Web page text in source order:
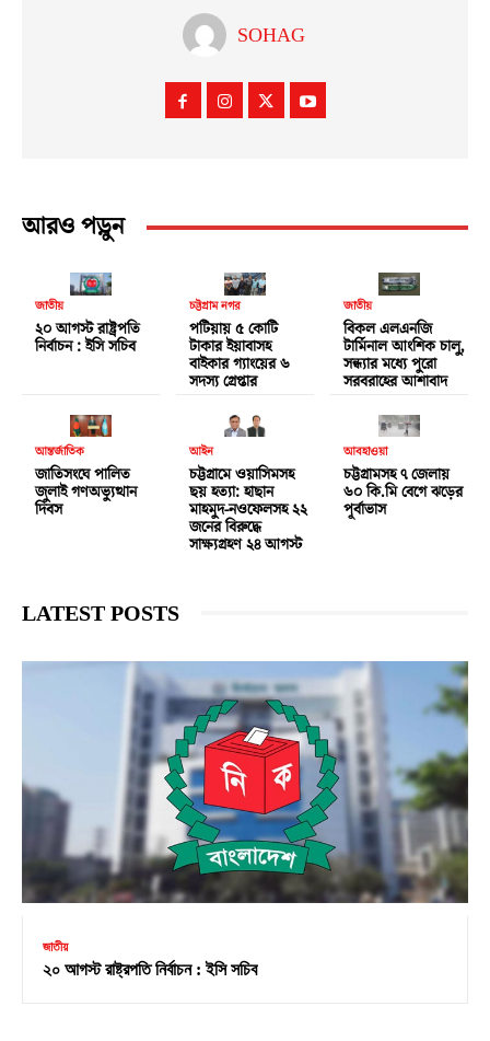
SOHAG
আরও পড়ুন
জাতীয়
২০ আগস্ট রাষ্ট্রপতি
নির্বাচন : ইসি সচিব
চট্টগ্রাম নগর
পটিয়ায় ৫ কোটি
টাকার ইয়াবাসহ
বাইকার গ্যাংয়ের ৬
সদস্য গ্রেপ্তার
জাতীয়
বিকল এলএনজি
টার্মিনাল আংশিক চালু,
সন্ধ্যার মধ্যে পুরো
সরবরাহের আশাবাদ
আন্তর্জাতিক
জাতিসংঘে পালিত
জুলাই গণঅভ্যুত্থান
দিবস
আইন
চট্টগ্রামে ওয়াসিমসহ
ছয় হত্যা: হাছান
মাহমুদ-নওফেলসহ ২২
জনের বিরুদ্ধে
সাক্ষ্যগ্রহণ ২৪ আগস্ট
আবহাওয়া
চট্টগ্রামসহ ৭ জেলায়
৬০ কি.মি বেগে ঝড়ের
পূর্বাভাস
LATEST POSTS
জাতীয়
২০ আগস্ট রাষ্ট্রপতি নির্বাচন : ইসি সচিব